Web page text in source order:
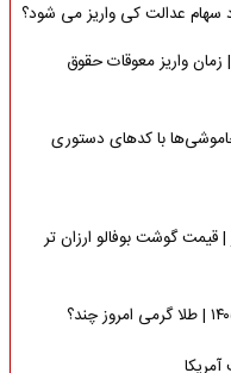
سهام عدالت کی واریز می شود؟
واریز معوقات حقوق
با کدهای دستوری
گوشت بوفالو ارزان تر